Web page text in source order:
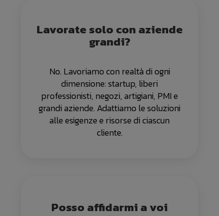
Lavorate solo con aziende
grandi?
No. Lavoriamo con realtà di ogni
dimensione: startup, liberi
professionisti, negozi, artigiani, PMI e
grandi aziende. Adattiamo le soluzioni
alle esigenze e risorse di ciascun
cliente.
Posso affidarmi a voi